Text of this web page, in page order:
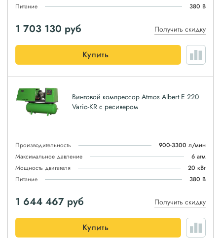
Питание
380 В
1 703 130 руб Получить скидку
Купить
Винтовой компрессор Atmos Albert E 220
Vario-KR с ресивером
Производительность
900-3300 л/мин
Максимальное давление
6 атм
Мощность двигателя
20 кВт
Питание
380 В
1 644 467 руб Получить скидку
Купить